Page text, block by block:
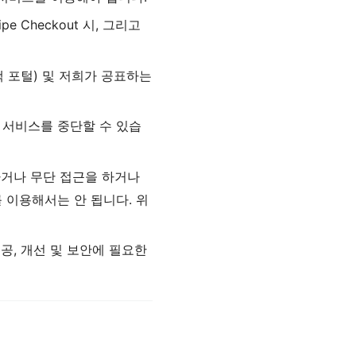
Checkout 시, 그리고
포털) 및 저희가 공표하는
비스를 중단할 수 있습
나 무단 접근을 하거나
용해서는 안 됩니다. 위
, 개선 및 보안에 필요한